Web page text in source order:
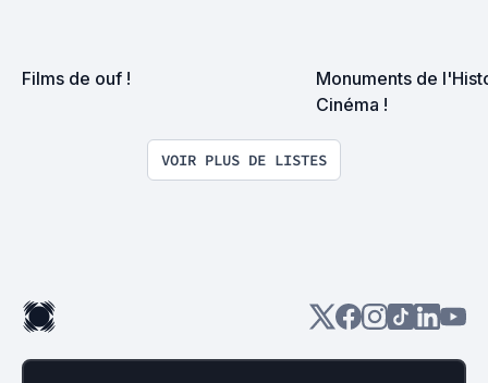
Films de ouf !
Monuments de
Cinéma !
VOIR PLUS DE LISTES